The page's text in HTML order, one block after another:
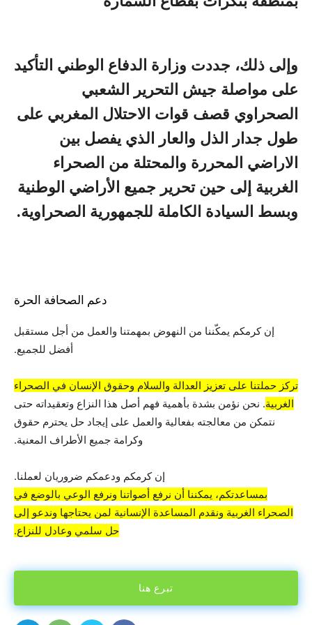
وإلى ذلك، جددت وزارة الدفاع الوطني التأكيد
على مواصلة جيش التحرير الشعبي
الصحراوي قصف قوات الاحتلال المغربي على
طول جدار الذل والعار الذي يفصل بين
الاراضي المحررة والمحتلة من الصحراء
الغربية إلى حين تحرير جميع الأراضي الوطنية
وبسط السيادة الكاملة للجمهورية الصحراوية.
دعم الصحافة الحرة
إن كرمكم يمكّننا من النهوض بمهمتنا والعمل من أجل مستقبل
أفضل للجميع.
تركز حملتنا على تعزيز العدالة والسلام وحقوق الإنسان في الصحراء
الغربية. نحن نؤمن بشدة بأهمية فهم أصل هذا النزاع وتعقيداته حتى
نتمكن من معالجته بفعالية والعمل على إيجاد حل يحترم حقوق
وكرامة جميع الأطراف المعنية.
إن كرمكم ودعمكم ضروريان لعملنا.
بمساعدتكم، يمكننا أن نرفع أصواتنا ونرفع الوعي بالوضع في
الصحراء الغربية ونقدم المساعدة الإنسانية لمن يحتاجها وندعو إلى
حل سلمي وعادل للنزاع.
تبرع هنا